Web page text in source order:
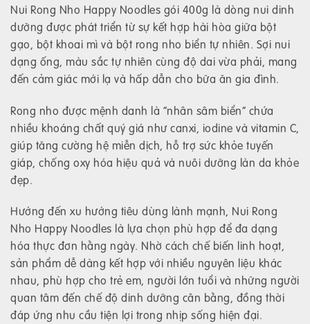
Nui Rong Nho Happy Noodles gói 400g là dòng nui dinh
dưỡng được phát triển từ sự kết hợp hài hòa giữa bột
gạo, bột khoai mì và bột rong nho biển tự nhiên. Sợi nui
dạng ống, màu sắc tự nhiên cùng độ dai vừa phải, mang
đến cảm giác mới lạ và hấp dẫn cho bữa ăn gia đình.
Rong nho được mệnh danh là “nhân sâm biển” chứa
nhiều khoáng chất quý giá như canxi, iodine và vitamin C,
giúp tăng cường hệ miễn dịch, hỗ trợ sức khỏe tuyến
giáp, chống oxy hóa hiệu quả và nuôi dưỡng làn da khỏe
đẹp.
Hướng đến xu hướng tiêu dùng lành mạnh, Nui Rong
Nho Happy Noodles là lựa chọn phù hợp để đa dạng
hóa thực đơn hằng ngày. Nhờ cách chế biến linh hoạt,
sản phẩm dễ dàng kết hợp với nhiều nguyên liệu khác
nhau, phù hợp cho trẻ em, người lớn tuổi và những người
quan tâm đến chế độ dinh dưỡng cân bằng, đồng thời
đáp ứng nhu cầu tiện lợi trong nhịp sống hiện đại.